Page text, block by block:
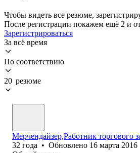
Чтобы видеть все резюме,
После регистрации покажем ещё 2 и
Зарегистрироваться
За всё время
По соответствию
20 резюме
Мерчендайзер,Работник торгового
32 года • Обновлено 16 марта 2016